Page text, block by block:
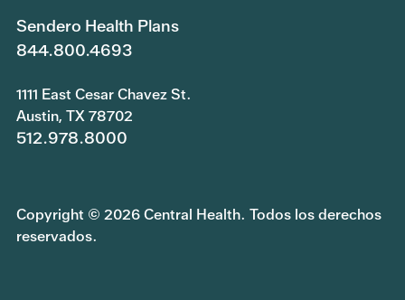
Sendero Health Plans
844.800.4693
1111 East Cesar Chavez St.
Austin, TX 78702
512.978.8000
Copyright © 2026 Central Health. Todos los derechos
reservados.